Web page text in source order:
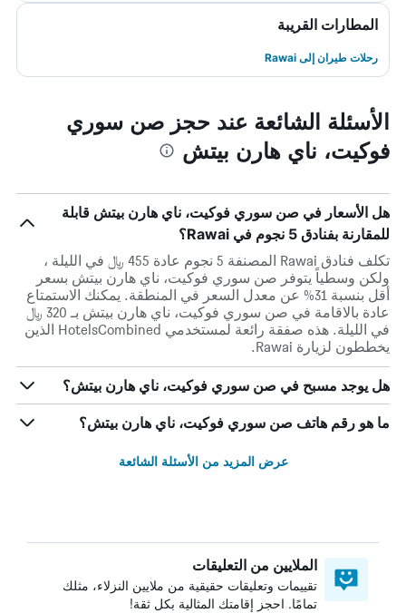
المطارات القريبة
رحلات طيران إلى Rawai
الأسئلة الشائعة عند حجز صن سوري
فوكيت، ناي هارن بيتش
هل الأسعار في صن سوري فوكيت، ناي هارن بيتش قابلة
للمقارنة بفنادق 5 نجوم في Rawai؟
تكلف فنادق Rawai المصنفة 5 نجوم عادة 455 ﷼ في الليلة ،
ولكن وسطياً يتوفر صن سوري فوكيت، ناي هارن بيتش بسعر
أقل بنسبة 31% عن معدل السعر في المنطقة. يمكنك الاستمتاع
عادة بالاقامة في صن سوري فوكيت، ناي هارن بيتش بـ 320 ﷼
في الليلة. هذه صفقة رائعة لمستخدمي HotelsCombined الذين
يخططون لزيارة Rawai.
هل يوجد مسبح في صن سوري فوكيت، ناي هارن بيتش؟
ما هو رقم هاتف صن سوري فوكيت، ناي هارن بيتش؟
عرض المزيد من الأسئلة الشائعة
الملايين من التعليقات
تقييمات وتعليقات حقيقية من ملايين النزلاء، مثلك
تمامًا. احجز إقامتك المثالية بكل ثقة!